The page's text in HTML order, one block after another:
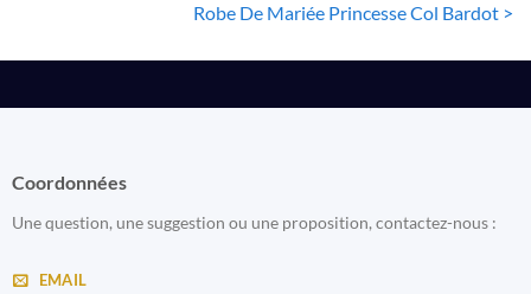
Robe De Mariée Princesse Col Bardot >
Coordonnées
Une question, une suggestion ou une proposition, contactez-nous :
EMAIL